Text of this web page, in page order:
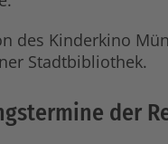
des Kinderkino
Stadtbibliothek.
der